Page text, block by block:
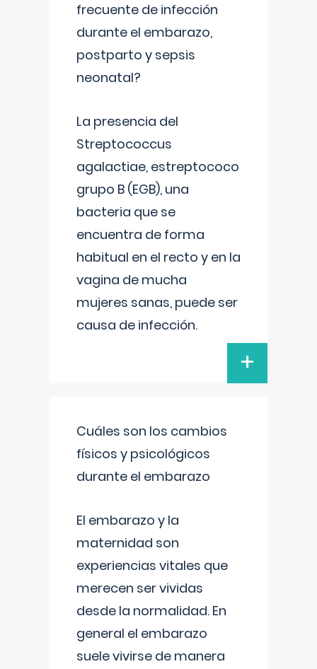
frecuente de infección
durante el embarazo,
postparto y sepsis
neonatal?
La presencia del
Streptococcus
agalactiae, estreptococo
grupo B (EGB), una
bacteria que se
encuentra de forma
habitual en el recto y en la
vagina de mucha
mujeres sanas, puede ser
causa de infección.
+
Cuáles son los cambios
físicos y psicológicos
durante el embarazo
El embarazo y la
maternidad son
experiencias vitales que
merecen ser vividas
desde la normalidad. En
general el embarazo
suele vivirse de manera